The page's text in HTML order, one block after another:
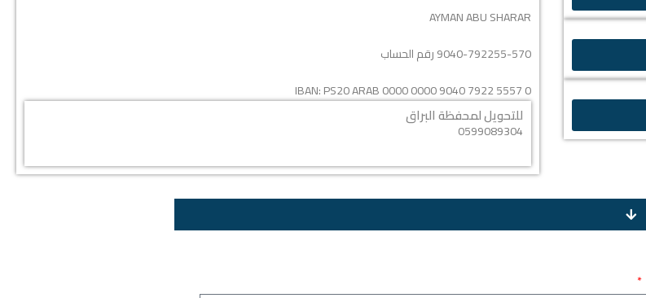
AYMAN ABU SHARAR
9040-792255-570 رقم الحساب
IBAN:PS20 ARAB 0000 0000 9040 7922 5557 0
للتحويل لمحفظة البراق
0599089304